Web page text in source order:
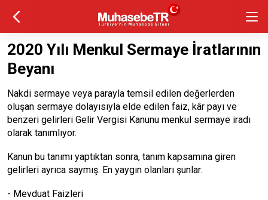
2020 Yılı Menkul Sermaye İratlarının
Beyanı
Nakdi sermaye veya parayla temsil edilen değerlerden
oluşan sermaye dolayısıyla elde edilen faiz, kâr payı ve
benzeri gelirleri Gelir Vergisi Kanunu menkul sermaye iradı
olarak tanımlıyor.
Kanun bu tanımı yaptıktan sonra, tanım kapsamına giren
gelirleri ayrıca saymış. En yaygın olanları şunlar:
- Mevduat Faizleri